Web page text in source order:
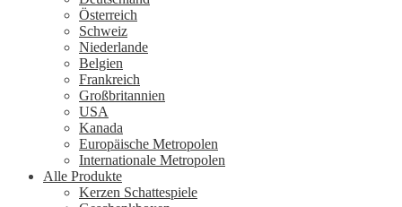
Österreich
Schweiz
Niederlande
Belgien
Frankreich
Großbritannien
USA
Kanada
Europäische Metropolen
Internationale Metropolen
Alle Produkte
Kerzen Schattespiele